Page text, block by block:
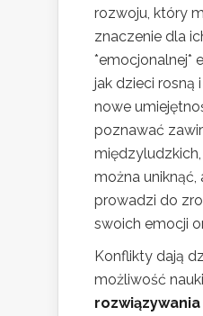
rozwoju, który
znaczenie dla
*emocjonalnej*
jak dzieci rosną
nowe
poznawać
można uniknąć,
prowadzi do
swoich emocji
Konflikty dają
możliwość nauki